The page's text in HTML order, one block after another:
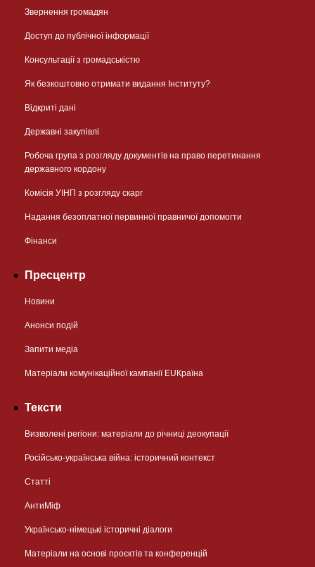
Звернення громадян
Доступ до публічної інформації
Консультації з громадськістю
Як безкоштовно отримати видання Інституту?
Відкриті дані
Державні закупівлі
Робоча група з розгляду документів на право перетинання
державного кордону
Комісія УІНП з розгляду скарг
Надання безоплатної первинної правничої допомогти
Фінанси
Пресцентр
Новини
Анонси подій
Запити медіа
Матеріали комунікаційної кампанії EUКраїна
Тексти
Визволені регіони: матеріали до річниці деокупації
Російсько-українська війна: історичний контекст
Статті
АнтиМіф
Українсько-німецькі історичні діалоги
Матеріали на основі проєктів та конференцій